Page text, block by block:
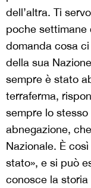
dell’altra. Ti
poche settimane
domanda cosa
della sua
sempre è stato
terraferma,
sempre lo
abnegazione,
Nazionale. È
stato», e si può
conosce la